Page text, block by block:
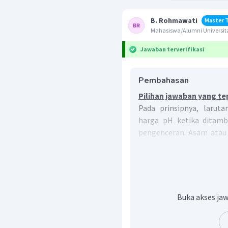
B. Rohmawati
Master
Mahasiswa/Alumni
Jawaban terverifikasi
Pembahasan
Pilihan jawaban yang
Pada prinsipnya,
harga pH ketika
pengenceran. Asam
Untuk menjawab soal
dengan asam kuat
bereaksi dan di
garamnya,
Buka akses